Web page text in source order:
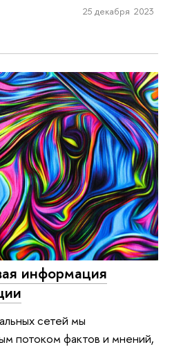
25 декабря 2023
информация
сетей мы
потоком фактов и мнений,